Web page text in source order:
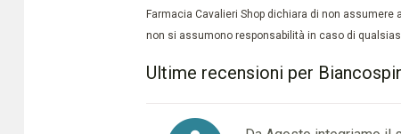
Farmacia Cavalieri Shop dichiara di non
non si assumono responsabilità in caso di
Ultime recensioni per